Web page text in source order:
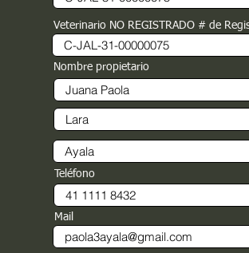
Veterinario NO REGISTRADO # de
Nombre propietario
Teléfono
Mail